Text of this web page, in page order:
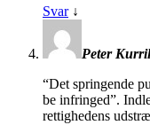
Svar ↓
Peter
“Det springende
be infringed”.
rettighedens